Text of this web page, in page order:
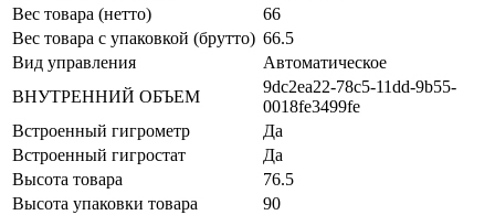
Вес товара (нетто)
66
Вес товара с упаковкой (брутто) 66.5
Вид управления
Автоматическое
ВНУТРЕННИЙ ОБЪЕМ
9dc2ea22-78c5-11dd-9b55-
0018fe3499fe
Встроенный гигрометр
Да
Встроенный гигростат
Да
Высота товара
76.5
Высота упаковки товара
90